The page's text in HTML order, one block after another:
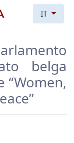
IT
belga
“Women,